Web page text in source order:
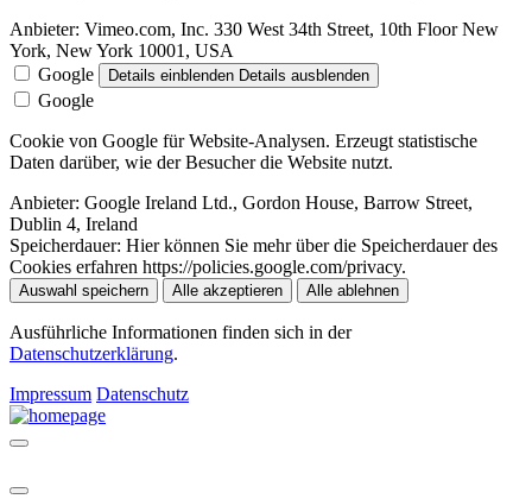
Anbieter: Vimeo.com, Inc. 330 West 34th Street, 10th Floor New
York, New York 10001, USA
Google
Details einblenden Details ausblenden
Google
Cookie von Google für Website-Analysen. Erzeugt statistische
Daten darüber, wie der Besucher die Website nutzt.
Anbieter: Google Ireland Ltd., Gordon House, Barrow Street,
Dublin 4, Ireland
Speicherdauer: Hier können Sie mehr über die Speicherdauer des
Cookies erfahren https://policies.google.com/privacy.
Auswahl speichern Alle akzeptieren Alle ablehnen
Ausführliche Informationen finden sich in der
Datenschutzerklärung.
Impressum Datenschutz